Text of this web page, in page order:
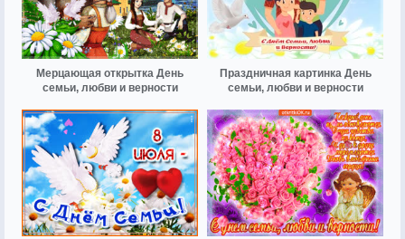
Мерцающая открытка День
семьи, любви и верности
Праздничная картинка День
семьи, любви и верности